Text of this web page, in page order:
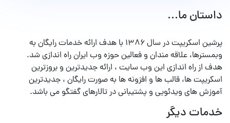
داستان ما...
پرشین اسکریپت در سال ۱۳۸۶ با هدف ارائه خدمات رایگان به
وبمسترها، علاقه مندان و فعالین حوزه وب ایران راه اندازی شد.
هدف از راه اندازی این وب سایت ، ارائه جدیدترین و بروزترین
اسکریپت ها، قالب ها و افزونه ها به صورت رایگان ، جدیدترین
آموزش های ویدئویی و پشتیبانی در تالارهای گفتگو می باشد.
خدمات دیگر